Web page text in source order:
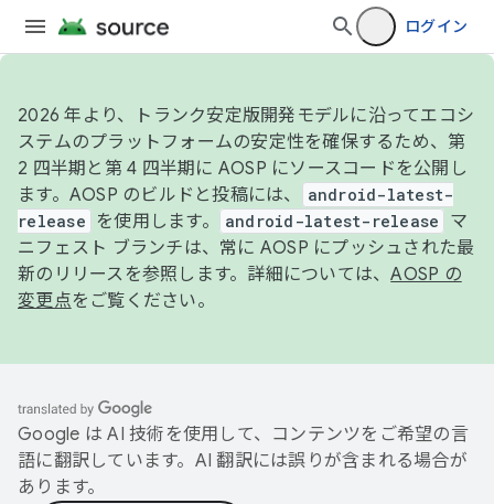
ログイン
2026 年より、トランク安定版開発モデルに沿ってエコシ
ステムのプラットフォームの安定性を確保するため、第
2 四半期と第 4 四半期に AOSP にソースコードを公開し
ます。AOSP のビルドと投稿には、
android-latest-
release
を使用します。 android-latest-release
マ
ニフェスト ブランチは、常に AOSP にプッシュされた最
新のリリースを参照します。詳細については、AOSP の
変更点をご覧ください。
Google は AI 技術を使用して、コンテンツをご希望の言
語に翻訳しています。AI 翻訳には誤りが含まれる場合が
あります。